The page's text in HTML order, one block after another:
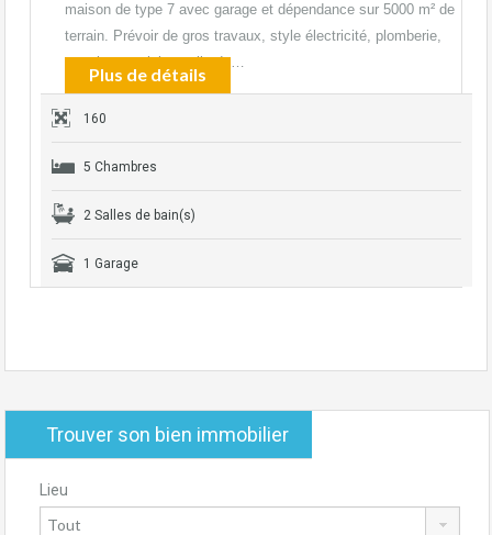
maison de type 7 avec garage et dépendance sur 5000 m² de
terrain. Prévoir de gros travaux, style électricité, plomberie,
carrelage, cuisine salle de…
Plus de détails
160
5 Chambres
2 Salles de bain(s)
1 Garage
Trouver son bien immobilier
Lieu